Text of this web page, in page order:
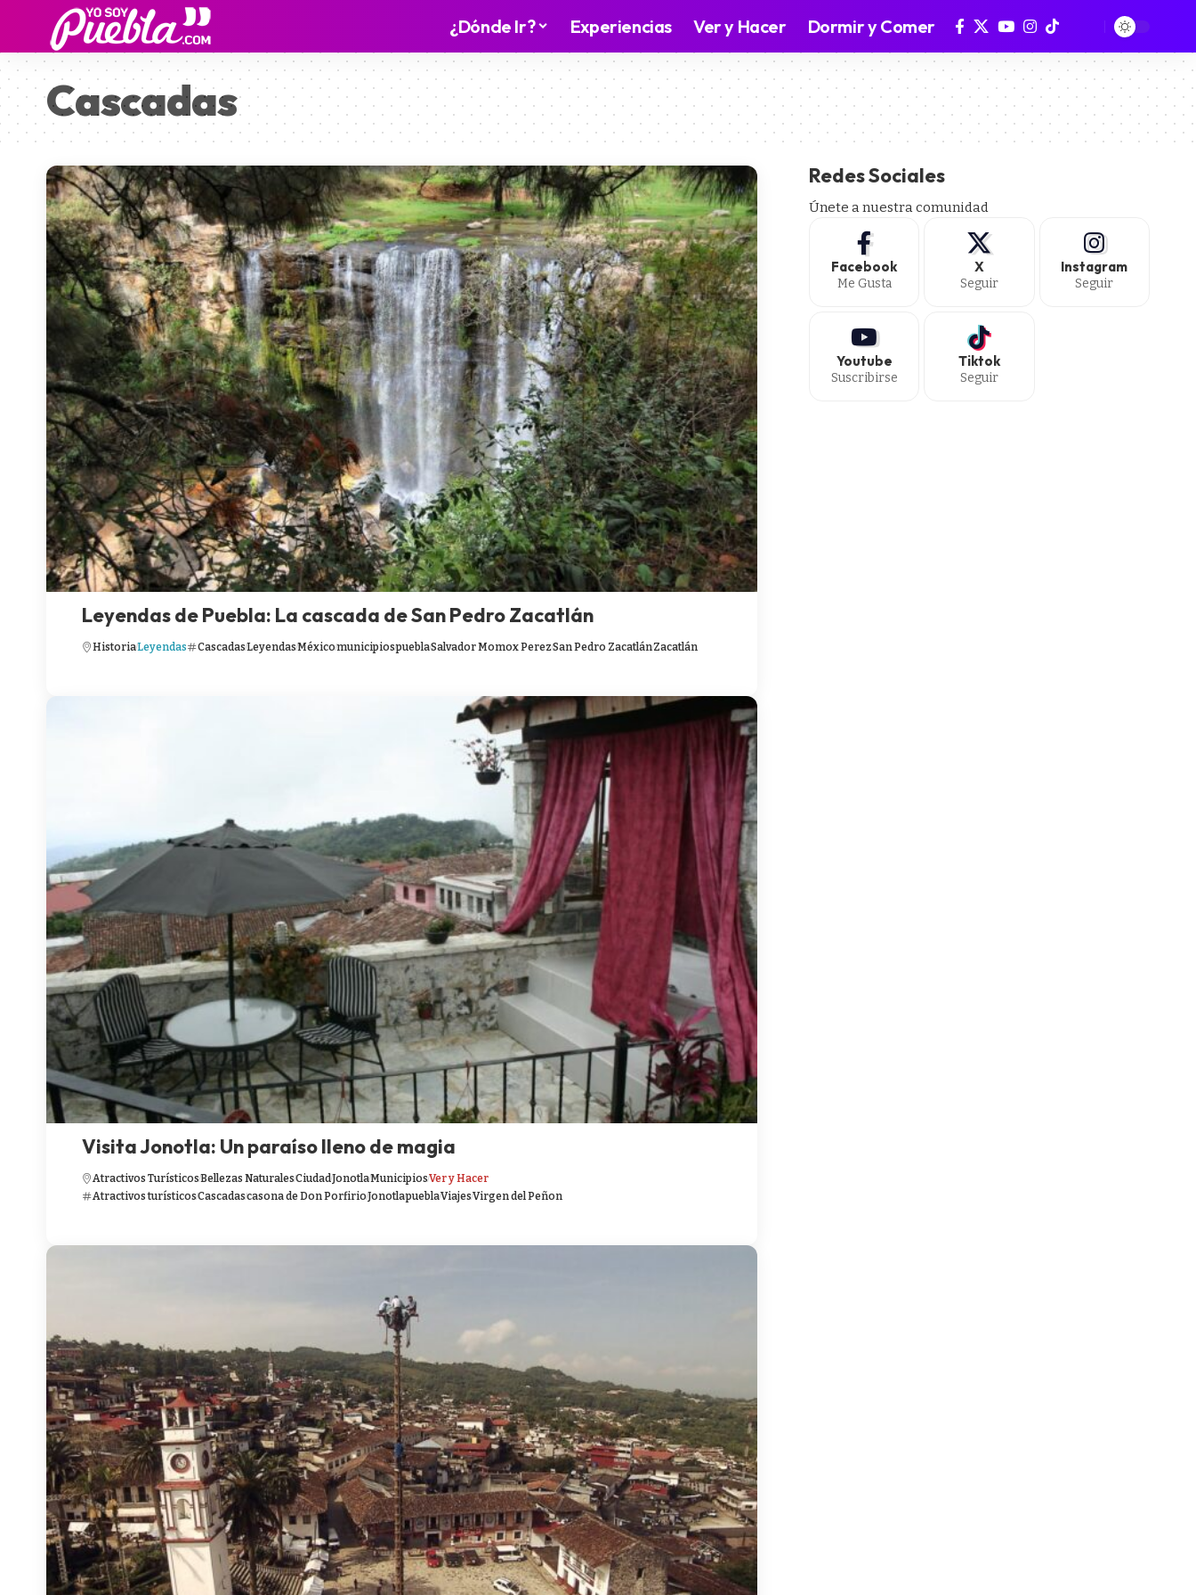
¿Dónde Ir? Experiencias Ver y Hacer Dormir y Comer
Cascadas
Leyendas de Puebla: La cascada de San Pedro Zacatlán
HistoriaLeyendas CascadasLeyendasMéxicomunicipiospueblaSalvador Momox PerezSan Pedro ZacatlánZacatlán
Visita Jonotla: Un paraíso lleno de magia
Atractivos TurísticosBellezas NaturalesCiudadJonotlaMunicipiosVer y Hacer
Atractivos turísticosCascadascasona de Don PorfirioJonotlapueblaViajesVirgen del Peñon
Redes Sociales
Únete a nuestra comunidad
Facebook
Me Gusta
X
Seguir
Instagram
Seguir
Youtube
Suscribirse
Tiktok
Seguir